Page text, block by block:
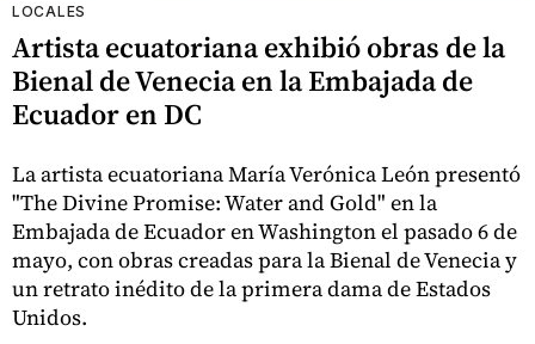
LOCALES
Artista ecuatoriana exhibió obras de la
Bienal de Venecia en la Embajada de
Ecuador en DC
La artista ecuatoriana María Verónica León presentó
"The Divine Promise: Water and Gold" en la
Embajada de Ecuador en Washington el pasado 6 de
mayo, con obras creadas para la Bienal de Venecia y
un retrato inédito de la primera dama de Estados
Unidos.